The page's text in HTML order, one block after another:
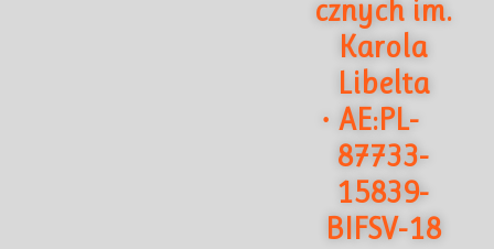
cznych im.
Karola
Libelta
· AE:PL-
87733-
15839-
BIFSV-18